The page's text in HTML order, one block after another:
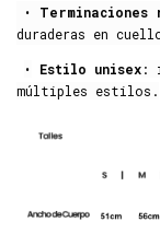
•
Terminaciones
duraderas en
•
Estilo unisex:
múltiples estilos.